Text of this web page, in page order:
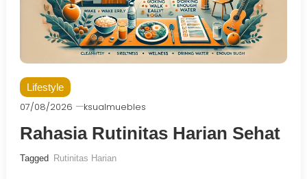
Lifestyle
07/08/2026 ksualmuebles
Rahasia Rutinitas Harian Sehat
Tagged Rutinitas Harian